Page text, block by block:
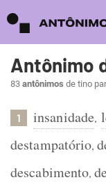
Antônimo
83 antônimos de tino
1 insanidade,
destampatório,
descabimento,